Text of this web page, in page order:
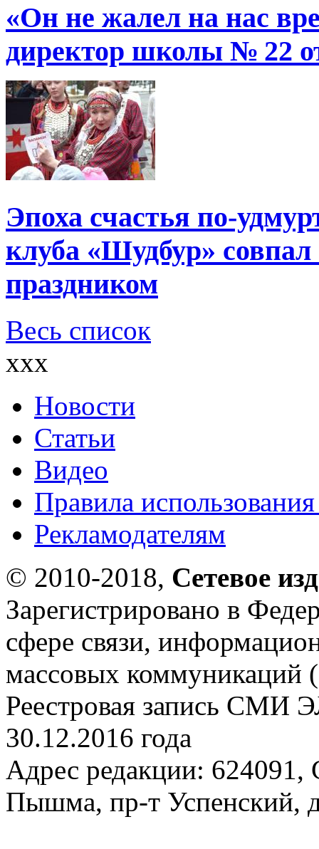
«Он не жалел на нас
директор школы № 22
Эпоха счастья по-
клуба «Шудбур»
праздником
Весь список
xxx
Новости
Статьи
Видео
Правила
Рекламодателям
© 2010-2018, Сетевое
Зарегистрировано в
сфере связи,
массовых коммуникаций
Реестровая запись СМИ
30.12.2016 года
Адрес редакции: 624091,
Пышма, пр-т Успенский,